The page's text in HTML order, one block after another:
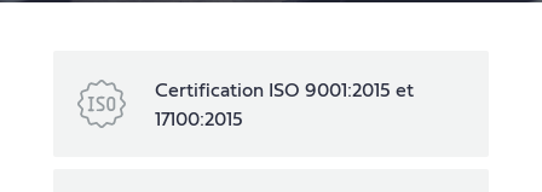
Certification ISO 9001:2015 et
17100:2015